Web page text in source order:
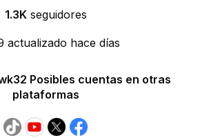
1.3K seguidores
actualizado hace días
Posibles cuentas en otras
plataformas